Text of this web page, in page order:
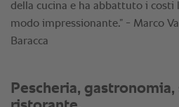
della cucina e ha abbattuto i costi
modo impressionante.” - Marco
Baracca